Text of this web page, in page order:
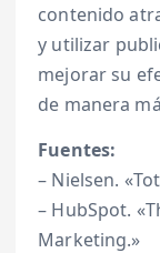
contenido
y utilizar
mejorar su
de manera
Fuentes:
– Nielsen.
– HubSpot.
Marketing.»